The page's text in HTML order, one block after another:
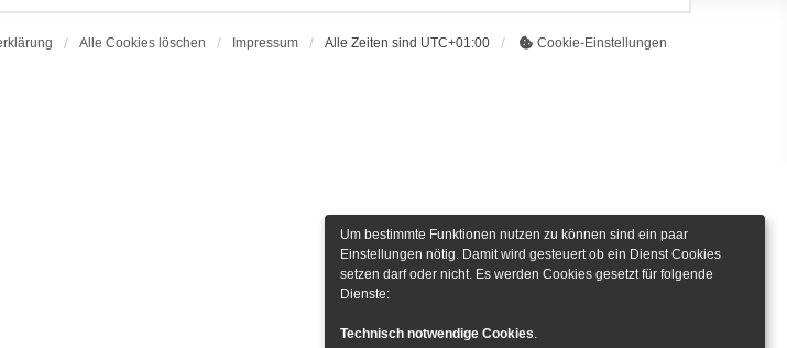
Alle Cookies löschen Impressum Alle Zeiten sind UTC+01:00 Cookie-Einstellungen
Um bestimmte Funktionen nutzen zu können sind ein paar
Einstellungen nötig. Damit wird gesteuert ob ein Dienst Cookies
setzen darf oder nicht. Es werden Cookies gesetzt für folgende
Dienste:
Technisch notwendige Cookies.